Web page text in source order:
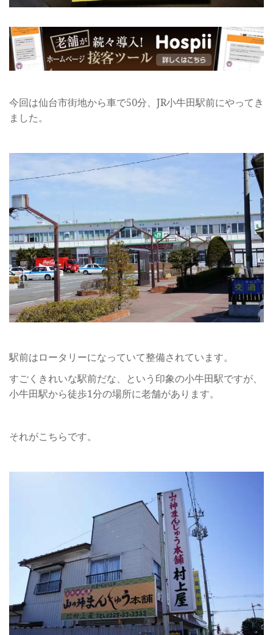
今回は仙台市街地から車で50分、JR小牛田駅前にやってき
ました。
駅前はロータリーになっていて整備されています。
すごくきれいな駅前だな、という印象の小牛田駅ですが、
小牛田駅から徒歩1分の場所に老舗があります。
それがこちらです。